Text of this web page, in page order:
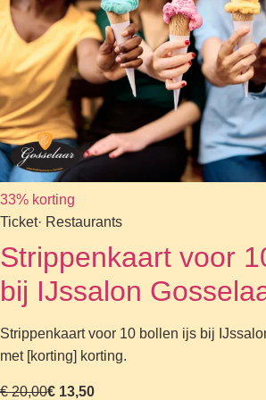
33% korting
Ticket· Restaurants
Strippenkaart voor
bij IJssalon
Strippenkaart voor 10 bollen ijs bij
met [korting] korting.
€ 20,00€ 13,50